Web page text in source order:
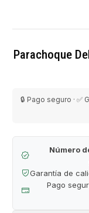
Parachoque
🔒 Pago seguro ·
Número
Garantía de
Pago